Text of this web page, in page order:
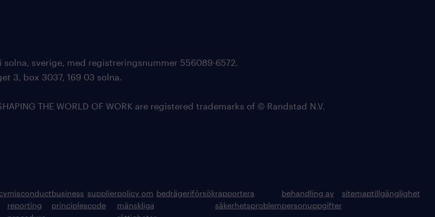
sverige, med registreringsnummer 556089-6572.
3, box 3037, 169 03 solna.
THE WORLD OF WORK are registered trademarks of © Randstad N.V.
misconduct
reporting
business
principles
supplier
code
policy om
mänskliga
bedrägeriförsökrapportera
säkerhetsproblem
behandling av
personuppgifter
sitemaptillgänglighet